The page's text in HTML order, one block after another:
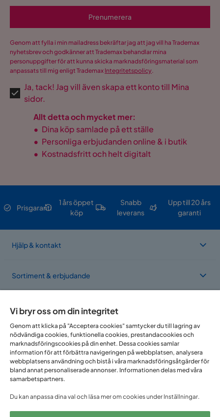
Prenumerera
Genom att fylla i min mailadress bekräftar jag att jag vill ha Trademax
nyhetsbrev och godkänner att Trademax behandlar mina
personuppgifter för att kunna skicka marknadsföringsmaterial som
anpassats till mig enligt Trademax Integritetspolicy.
Ja, tack! Jag vill även skapa ett konto till Mina
sidor.
Allt detta och mycket mer:
• Dina köp samlade på ett ställe
• Personliga erbjudanden online & i butik
• Kostnadsfritt och helt digitalt
Prisgaranti
1 års öppet
köp
Snabb
leverans
Upp till 20 års
garanti
Hjälp & kontakt
Sortiment & erbjudande
Om Trademax
Vi finns i flera länder
Vi bryr oss om din integritet
Genom att klicka på "Acceptera cookies" samtycker du till lagring av
nödvändiga cookies, funktionella cookies, prestandacookies och
marknadsföringscookies på din enhet. Dessa cookies samlar
information för att förbättra navigeringen på webbplatsen, analysera
webbplatsens användning och bistå i våra marknadsföringsåtgärder för
bland annat personaliserade annonser. Informationen delas med våra
samarbetspartners.
Du kan anpassa dina val och läsa mer om cookies under Inställningar.